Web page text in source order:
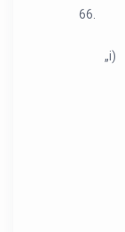
66.
„i)